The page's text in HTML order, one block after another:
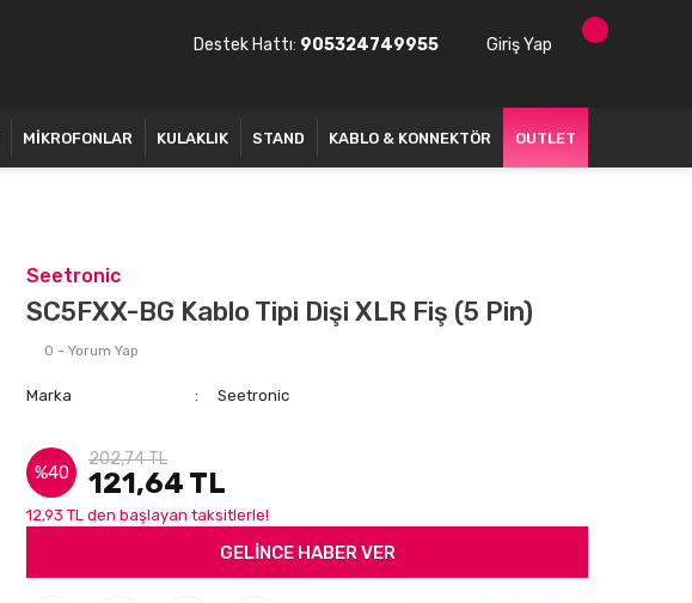
Destek Hattı: 905324749955 Giriş Yap
MİKROFONLAR KULAKLIK STAND KABLO & KONNEKTÖR OUTLET
Seetronic
SC5FXX-BG Kablo Tipi Dişi XLR Fiş (5 Pin)
0 - Yorum Yap
Marka Seetronic
%40
202,74 TL
121,64 TL
12,93 TL den başlayan taksitlerle!
GELİNCE HABER VER